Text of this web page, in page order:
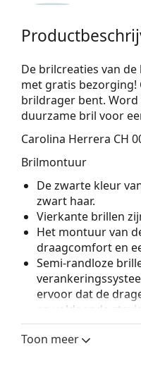
De brilcreaties van
met gratis bezorging!
brildrager bent.
duurzame bril voor
Carolina Herrera CH
Brilmontuur
De zwarte kleur
zwart haar.
Vierkante brillen
Het montuur van
draagcomfort en
Semi-randloze
ervoor dat de
en voldoende
bril zijn
1,5 of brillenglazen
Toon meer